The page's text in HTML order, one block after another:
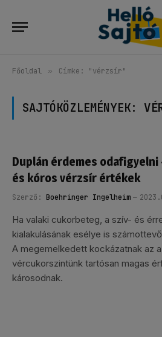
Főoldal » Címke: "vérzsír"
SAJTÓKÖZLEMÉNYEK:
Duplán érdemes
és kóros vérzsír értékek
Szerző: Boehringer Ingelheim
Ha valaki cukorbeteg, a szív- és
kialakulásának esélye is
A megemelkedett kockázatnak az
vércukorszintünk tartósan magas
károsodnak.